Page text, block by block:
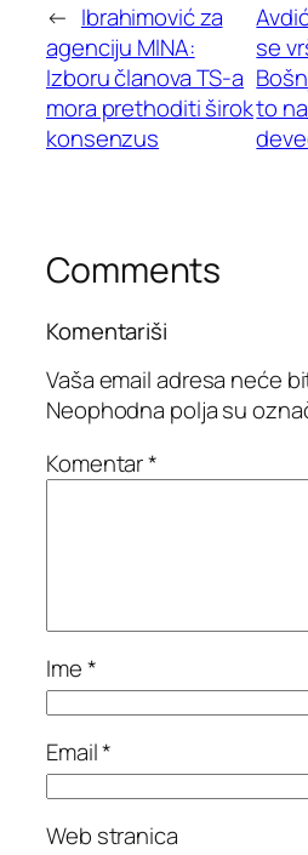
← Ibrahimović za
agenciju MINA:
Izboru članova TS-a
mora prethoditi širok
konsenzus
se
to
Comments
Komentariši
Vaša email adresa neće
Neophodna polja su
Komentar*
Ime*
Email*
Web stranica